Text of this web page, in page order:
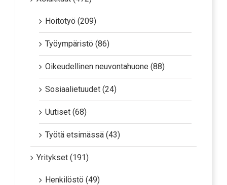
Hoitotyö (209)
Työympäristö (86)
Oikeudellinen neuvontahuone (88)
Sosiaalietuudet (24)
Uutiset (68)
Työtä etsimässä (43)
Yritykset (191)
Henkilöstö (49)